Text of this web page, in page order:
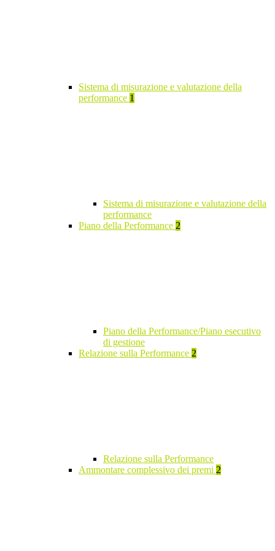
Sistema di misurazione e valutazione della
performance 1
Sistema di misurazione e valutazione della
performance
Piano della Performance 2
Piano della Performance/Piano esecutivo
di gestione
Relazione sulla Performance 2
Relazione sulla Performance
Ammontare complessivo dei premi 2